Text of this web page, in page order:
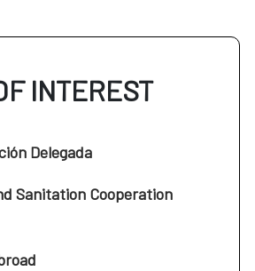
INTEREST
Delegada
Sanitation Cooperation